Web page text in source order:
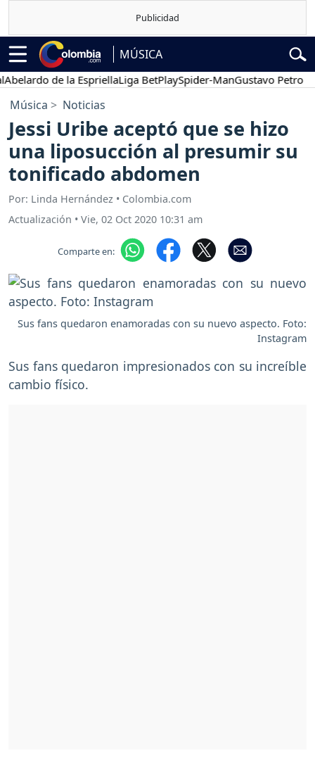
MÚSICA
de la EspriellaLiga BetPlaySpider-ManGustavo Petro
Música Noticias
Jessi Uribe aceptó que se hizo
una liposucción al presumir su
tonificado abdomen
Por: Linda Hernández • Colombia.com
Actualización • Vie, 02 Oct 2020 10:31 am
Comparte en:
Sus fans quedaron enamoradas con su nuevo aspecto. Foto:
Instagram
Sus fans quedaron impresionados con su increíble
cambio físico.